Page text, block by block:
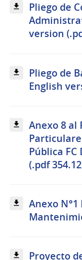
Pliego de
version
Pliego de
English
Anexo 8 al
Pública FC
(.pdf
Anexo
Proyecto